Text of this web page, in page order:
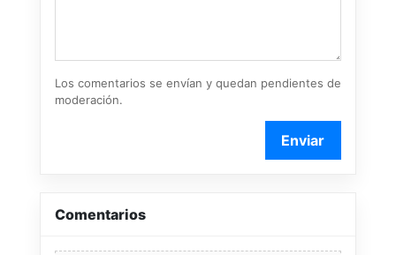
Los comentarios se envían y quedan pendientes de
moderación.
Enviar
Comentarios